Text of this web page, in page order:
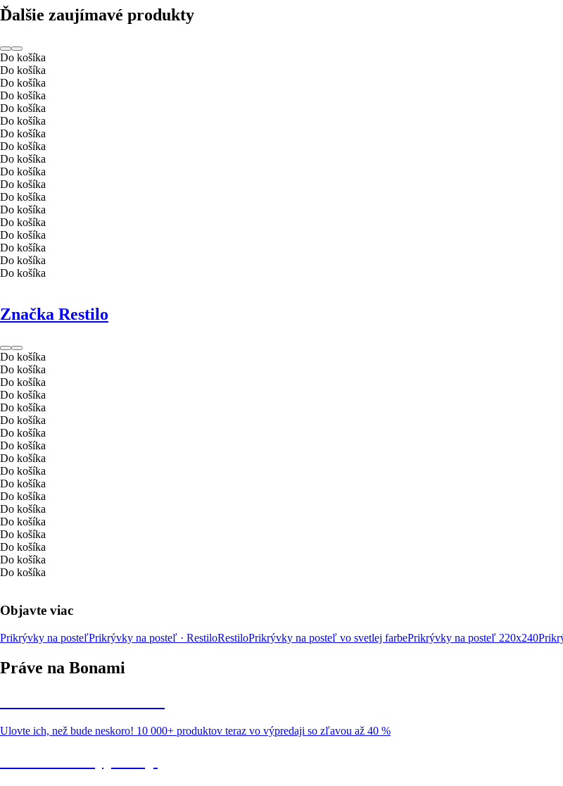
Ďalšie zaujímavé produkty
Do košíka
Do košíka
Do košíka
Do košíka
Do košíka
Do košíka
Do košíka
Do košíka
Do košíka
Do košíka
Do košíka
Do košíka
Do košíka
Do košíka
Do košíka
Do košíka
Do košíka
Do košíka
Značka Restilo
Do košíka
Do košíka
Do košíka
Do košíka
Do košíka
Do košíka
Do košíka
Do košíka
Do košíka
Do košíka
Do košíka
Do košíka
Do košíka
Do košíka
Do košíka
Do košíka
Do košíka
Do košíka
Objavte viac
Prikrývky na posteľPrikrývky na posteľ · RestiloRestiloPrikrývky na posteľ vo svetlej farbePrikrývky na posteľ 220x240
Práve na Bonami
Ulovte ich, než bude neskoro! 10 000+ produktov teraz vo výpredaji so zľavou až 40 %